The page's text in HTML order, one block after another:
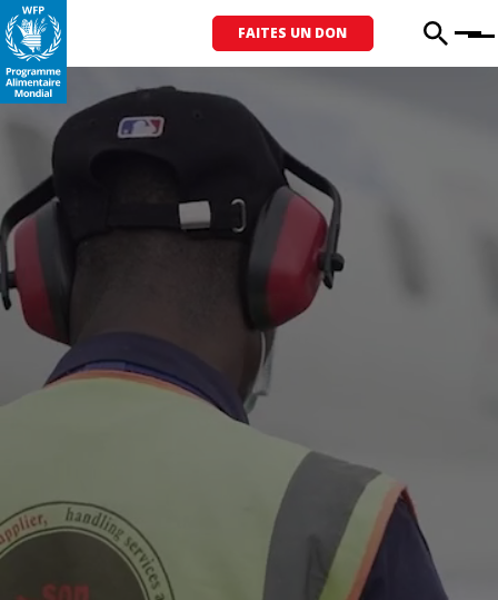
FAITES UN DON Menu